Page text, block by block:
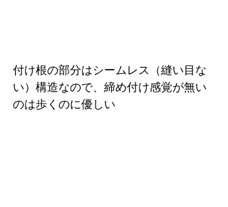
付け根の部分はシームレス（縫い目な
い）構造なので、締め付け感覚が無い
のは歩くのに優しい